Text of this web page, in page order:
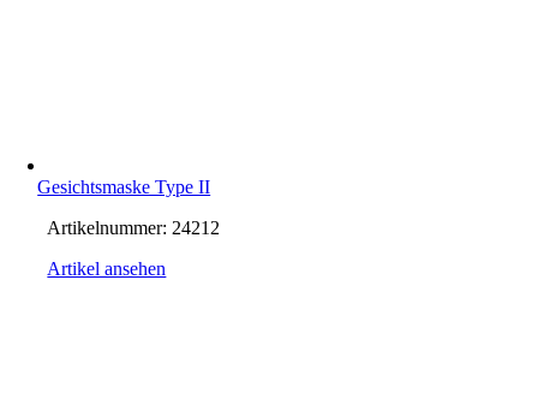
Gesichtsmaske Type II
Artikelnummer: 24212
Artikel ansehen